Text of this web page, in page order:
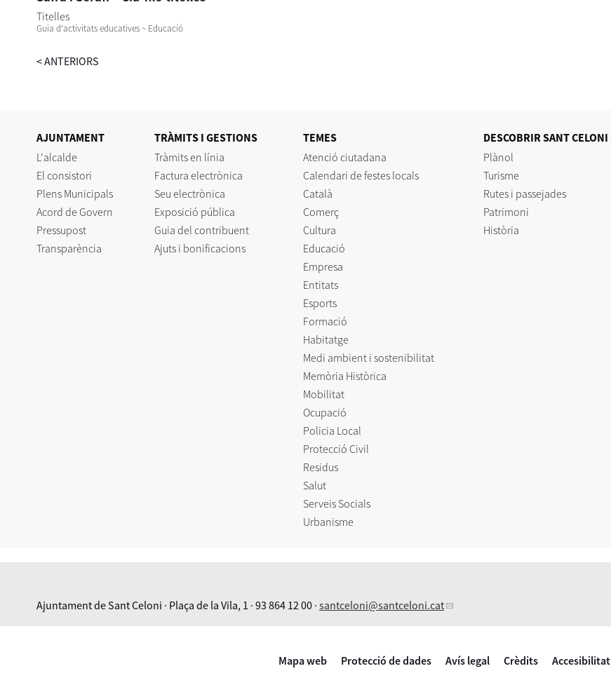
Titelles
Guia d'activitats educatives ~ Educació
<ANTERIORS
AJUNTAMENT
L'alcalde
El consistori
Plens Municipals
Acord de Govern
Pressupost
Transparència
TRÀMITS I GESTIONS
Tràmits en línia
Factura electrònica
Seu electrònica
Exposició pública
Guia del contribuent
Ajuts i bonificacions
TEMES
Atenció ciutadana
Calendari de festes locals
Català
Comerç
Cultura
Educació
Empresa
Entitats
Esports
Formació
Habitatge
Medi ambient i sostenibilitat
Memòria Històrica
Mobilitat
Ocupació
Policia Local
Protecció Civil
Residus
Salut
Serveis Socials
Urbanisme
DESCOBRIR SANT CELONI
Plànol
Turisme
Rutes i passejades
Patrimoni
Història
Ajuntament de Sant Celoni · Plaça de la Vila, 1 · 93 864 12 00 · santceloni@santceloni.cat
Mapa web Protecció de dades Avís legal Crèdits Accesibilitat